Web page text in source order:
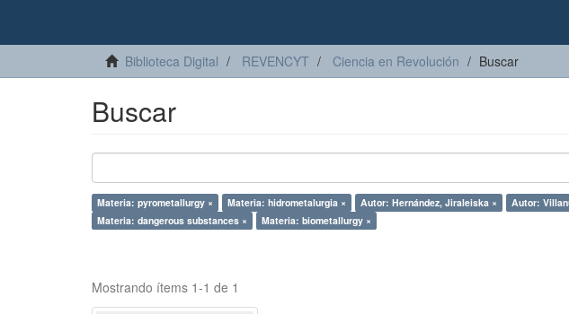
Biblioteca Digital REVENCYT Ciencia en Revolución Buscar
Buscar
Materia: pyrometallurgy × Materia: hidrometalurgia × Autor: Hernández, Jiraleiska × Autor:
Materia: dangerous substances ×
Materia: biometallurgy ×
Mostrando ítems 1-1 de 1